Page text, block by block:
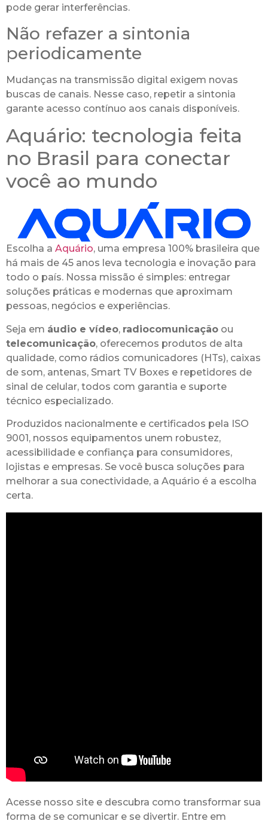
pode gerar interferências.
Não refazer a sintonia
periodicamente
Mudanças na transmissão digital exigem novas
buscas de canais. Nesse caso, repetir a sintonia
garante acesso contínuo aos canais disponíveis.
Aquário: tecnologia feita
no Brasil para conectar
você ao mundo
Escolha a Aquário, uma empresa 100% brasileira que
há mais de 45 anos leva tecnologia e inovação para
todo o país. Nossa missão é simples: entregar
soluções práticas e modernas que aproximam
pessoas, negócios e experiências.
Seja em áudio e vídeo, radiocomunicação ou
telecomunicação, oferecemos produtos de alta
qualidade, como rádios comunicadores (HTs), caixas
de som, antenas, Smart TV Boxes e repetidores de
sinal de celular, todos com garantia e suporte
técnico especializado.
Produzidos nacionalmente e certificados pela ISO
9001, nossos equipamentos unem robustez,
acessibilidade e confiança para consumidores,
lojistas e empresas. Se você busca soluções para
melhorar a sua conectividade, a Aquário é a escolha
certa.
Acesse nosso site e descubra como transformar sua
forma de se comunicar e se divertir. Entre em